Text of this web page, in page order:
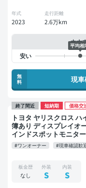
年式
2023
走行距離
2.6万km
中古
平均相
無
料
現
終了間近 短納期 価格交
トヨタ ヤリスクロス ハイブリッドZ
簿あり ディスプレイオ
インドスポットモニタ
ETC バックモニター 全
突軽減
#ワンオーナー #現車確認歓
板金歴
なし
外装
S
内装
S